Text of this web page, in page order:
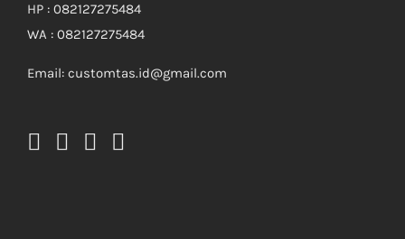
HP : 082127275484
WA : 082127275484
Email: customtas.id@gmail.com